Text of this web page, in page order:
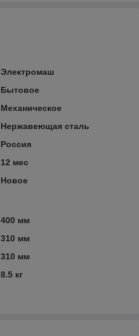
Электромаш
Бытовое
Механическое
Нержавеющая сталь
Россия
12 мес
Новое
400 мм
310 мм
310 мм
8.5 кг